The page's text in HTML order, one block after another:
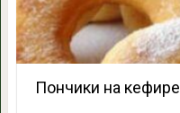
Пончики на кефире